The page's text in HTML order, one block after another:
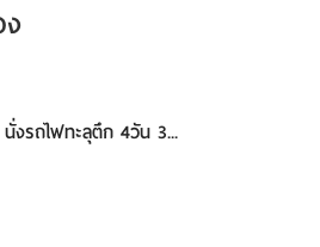
งรถไฟทะลุตึก 4วัน 3...
รีเดย์ 4วัน3คืน (APR-...